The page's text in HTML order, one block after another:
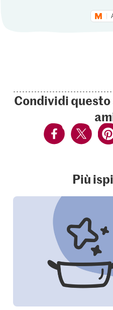
Condividi
Più